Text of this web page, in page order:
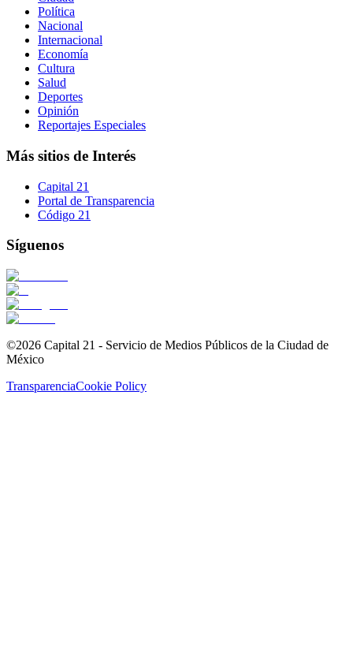
Política
Nacional
Internacional
Economía
Cultura
Salud
Deportes
Opinión
Reportajes Especiales
Más sitios de Interés
Capital 21
Portal de Transparencia
Código 21
Síguenos
©2026 Capital 21 - Servicio de Medios Públicos de la Ciudad de
México
TransparenciaCookie Policy